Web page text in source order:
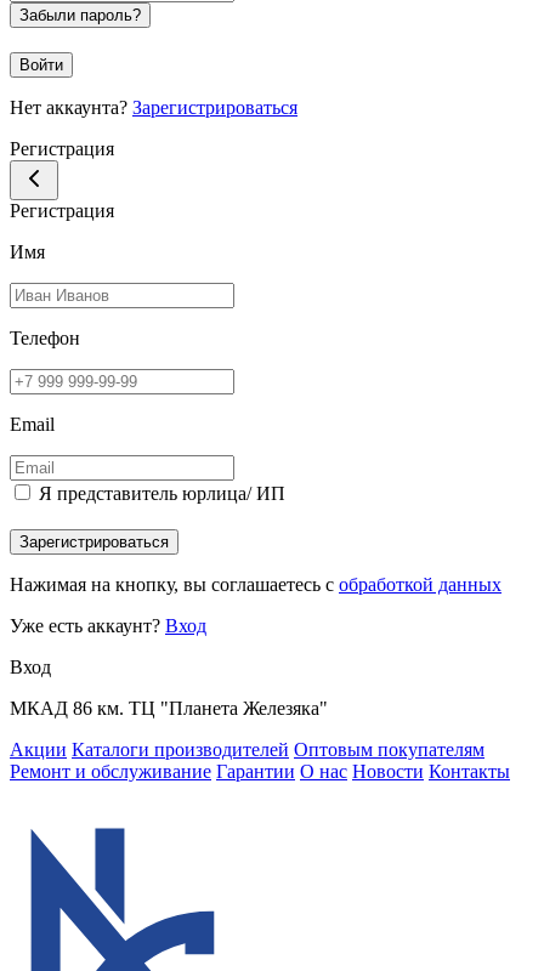
Забыли пароль?
Войти
Нет аккаунта? Зарегистрироваться
Регистрация
Регистрация
Имя
Телефон
Email
Я представитель юрлица/ ИП
Зарегистрироваться
Нажимая на кнопку, вы соглашаетесь с обработкой данных
Уже есть аккаунт? Вход
Вход
МКАД 86 км. ТЦ "Планета Железяка"
Акции Каталоги производителей Оптовым покупателям
Ремонт и обслуживание Гарантии О нас Новости Контакты